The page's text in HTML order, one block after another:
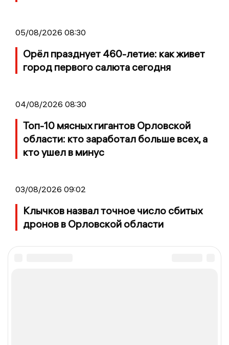
05/08/2026 08:30
Орёл празднует 460-летие: как живет
город первого салюта сегодня
04/08/2026 08:30
Топ-10 мясных гигантов Орловской
области: кто заработал больше всех, а
кто ушел в минус
03/08/2026 09:02
Клычков назвал точное число сбитых
дронов в Орловской области